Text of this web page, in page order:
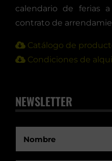
calendario de ferias
contrato de
Catálogo de
Condiciones de
NEWSLETTER